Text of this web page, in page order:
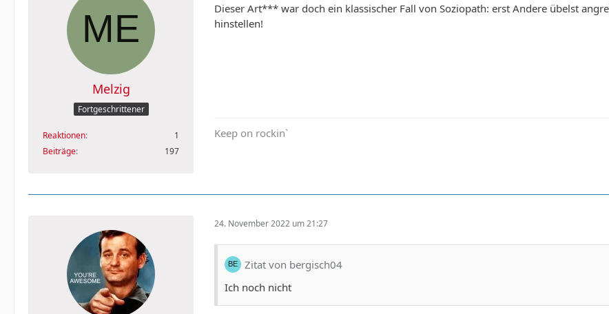
Melzig
Fortgeschrittener
Reaktionen
1
Beiträge
197
Dieser Art*** war doch ein klassischer Fall von Soziopath: erst Andere übelst
hinstellen!
Keep on rockin`
24. November 2022 um 21:27
Zitat von bergisch04
Ich noch nicht